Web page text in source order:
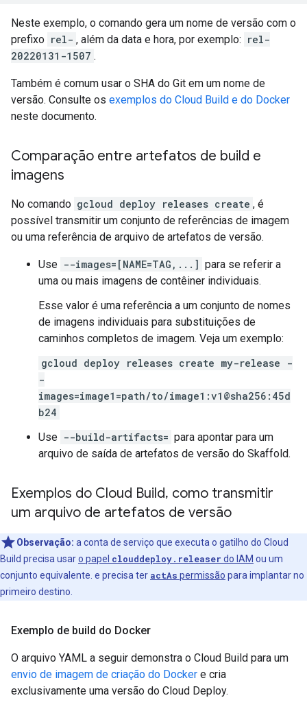
Neste exemplo, o comando gera um nome de versão com o
prefixo rel- , além da data e hora, por exemplo: rel-
20220131-1507 .
Também é comum usar o SHA do Git em um nome de
versão. Consulte os exemplos do Cloud Build e do Docker
neste documento.
Comparação entre artefatos de build e
imagens
No comando gcloud deploy releases create , é
possível transmitir um conjunto de referências de imagem
ou uma referência de arquivo de artefatos de versão.
Use --images=[NAME=TAG,...] para se referir a
uma ou mais imagens de contêiner individuais.
Esse valor é uma referência a um conjunto de nomes
de imagens individuais para substituições de
caminhos completos de imagem. Veja um exemplo:
gcloud deploy releases create my-release -
-
images=image1=path/to/image1:v1@sha256:45d
b24
Use --build-artifacts= para apontar para um
arquivo de saída de artefatos de versão do Skaffold.
Exemplos do Cloud Build, como transmitir
um arquivo de artefatos de versão
Observação: a conta de serviço que executa o gatilho do Cloud
Build precisa usaro papel clouddeploy.releaser do IAM ou um
conjunto equivalente. e precisa ter actAs permissão para implantar no
primeiro destino.
Exemplo de build do Docker
O arquivo YAML a seguir demonstra o Cloud Build para um
envio de imagem de criação do Docker e cria
exclusivamente uma versão do Cloud Deploy.